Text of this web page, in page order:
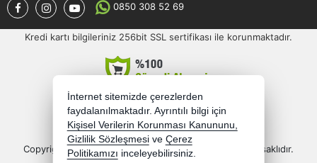
0850 308 52 69
Kredi kartı bilgileriniz 256bit SSL sertifikası ile korunmaktadır.
Copyright 2026 semercioglutoptan.com - Tüm hakları saklıdır.
İnternet sitemizde çerezlerden
faydalanılmaktadır. Ayrıntılı bilgi için
Kişisel Verilerin Korunması Kanununu,
Gizlilik Sözleşmesi ve Çerez
Politikamızı inceleyebilirsiniz.